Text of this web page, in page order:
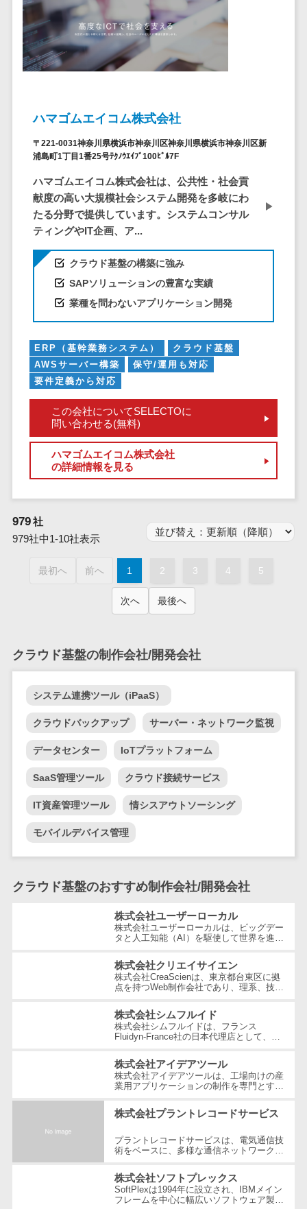
仮想通貨> NFT>
官公庁・自治体向け
GIS（地理情報システム）>
公共施設予約システム>
ービス
WAF
URLフィルタ
リング
（EDR）
CASB
化
電話認証サー
ビス
DLPツール
UTM
ビス
ール
FAX配信システ
FAX受信サービ
ス
帳票配信サー
ビス
ワークフロー
成ツール
物品管理シス
テム
帳票作成サー
ビス
物流・流通向
車両管理シス
テム
ル
配送管理シス
システム
アルコールチ
ェックアプリ
店舗業務支援
システム
配送ルート最
IT点呼サービス
医療・介護業
電子カルテ
障害福祉ソフ
ト
オンライン診
オンコール代
行サービス
ハマゴムエイコム株式会社
〒221-0031神奈川県横浜市神奈川区神奈川県横浜市神奈川区新
浦島町1丁目1番25号ﾃｸﾉｳｴｲﾌﾞ100ﾋﾞﾙ7F
ハマゴムエイコム株式会社は、公共性・社会貢
献度の高い大規模社会システム開発を多岐にわ
たる分野で提供しています。システムコンサル
ティングやIT企画、ア...
クラウド基盤の構築に強み
SAPソリューションの豊富な実績
業種を問わないアプリケーション開発
ERP（基幹業務システム）
クラウド基盤
AWSサーバー構築
保守/運用も対応
要件定義から対応
この会社についてSELECTOに
問い合わせる(無料)
ハマゴムエイコム株式会社
の詳細情報を見る
979社
979社中1-10社表示
最初へ 前へ 1 2 3 4 5
次へ 最後へ
クラウド基盤の制作会社/開発会社
システム連携ツール（iPaaS）
クラウドバックアップ サーバー・ネットワーク監視
データセンター IoTプラットフォーム
SaaS管理ツール クラウド接続サービス
IT資産管理ツール 情シスアウトソーシング
モバイルデバイス管理
クラウド基盤のおすすめ制作会社/開発会社
株式会社ユーザーローカル
株式会社ユーザーローカルは、ビッグデー
タと人工知能（AI）を駆使して世界を進化
する技術ベンチャー企業です。国内...
株式会社クリエイサイエン
株式会社CreaScienは、東京都台東区に拠
点を持つWeb制作会社であり、理系、技
たクリエイティブ制作を行っています。
独...
株式会社シムフルイド
株式会社シムフルイドは、フランス
Fluidyn-France社の日本代理店として、最
使した高精度な製品を提供しています。設
立...
株式会社アイデアツール
株式会社アイデアツールは、工場向けの産
業用アプリケーションの制作を専門とする
ズ・バッテリー工場など多岐にわた...
株式会社プラントレコードサービス
プラントレコードサービスは、電気通信技
術をベースに、多様な通信ネットワーク構
ウを提供している企業です。創業以...
株式会社ソフトプレックス
SoftPlexは1994年に設立され、IBMメイン
フレームを中心に幅広いソフトウェア製品